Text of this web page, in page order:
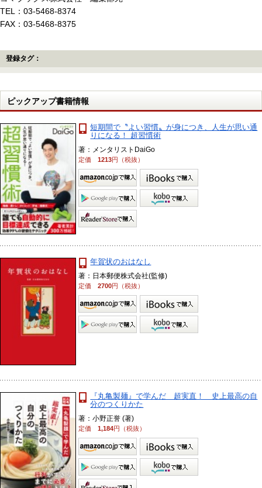
TEL：03-5468-8374
FAX：03-5468-8375
登録タグ：
ピックアップ書籍情報
短期間で〝よい習慣〟が身につき、人生が思い通
りになる！ 超習慣術
著：メンタリストDaiGo
定価1213円（税抜）
年賀状のおはなし
著：日本郵便株式会社(監修)
定価2700円（税抜）
『丸亀製麺』で学んだ 超実直！ 史上最高の自
分のつくりかた
著：小野正誉 (著)
定価1,184円（税抜）